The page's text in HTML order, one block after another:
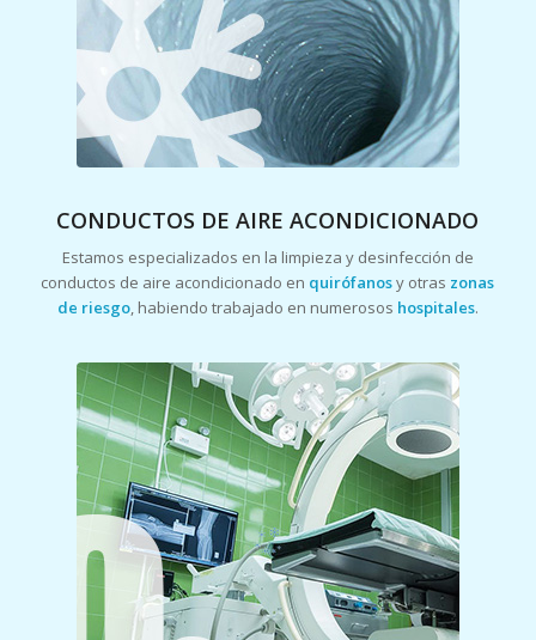
CONDUCTOS DE AIRE ACONDICIONADO
Estamos especializados en la limpieza y desinfección de
conductos de aire acondicionado en quirófanosy otras zonas
de riesgo, habiendo trabajado en numerosos hospitales.